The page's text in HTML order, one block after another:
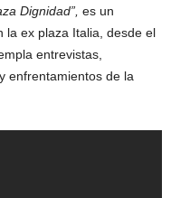
Dignidad” es un
la ex plaza Italia, desde el
entrevistas,
enfrentamientos de la